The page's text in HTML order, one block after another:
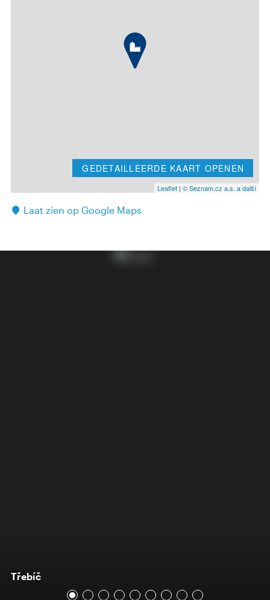
GEDETAILLEERDE KAART OPENEN
Leaflet | © Seznam.cz a.s. a další
Laat zien op Google Maps
Třebíč